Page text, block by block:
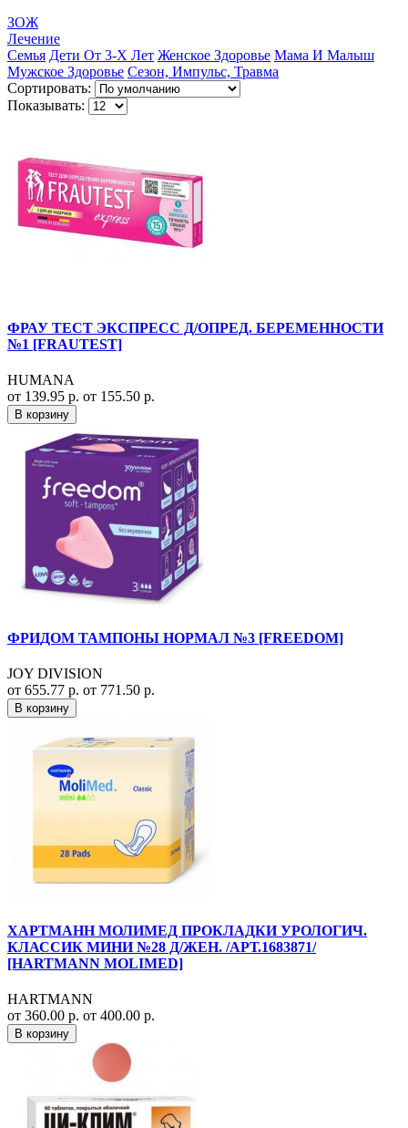
ЗОЖ
Лечение
Семья Дети От 3-Х Лет Женское Здоровье Мама И Малыш
Мужское Здоровье Сезон, Импульс, Травма
Сортировать:
Показывать:
ФРАУ ТЕСТ ЭКСПРЕСС Д/ОПРЕД. БЕРЕМЕННОСТИ
№1 [FRAUTEST]
HUMANA
от 139.95 р. от 155.50 р.
В корзину
ФРИДОМ ТАМПОНЫ НОРМАЛ №3 [FREEDOM]
JOY DIVISION
от 655.77 р. от 771.50 р.
В корзину
ХАРТМАНН МОЛИМЕД ПРОКЛАДКИ УРОЛОГИЧ.
КЛАССИК МИНИ №28 Д/ЖЕН. /АРТ.1683871/
[HARTMANN MOLIMED]
HARTMANN
от 360.00 р. от 400.00 р.
В корзину